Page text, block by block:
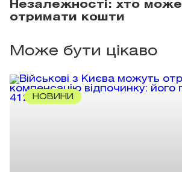
Незалежності: хто може
отримати кошти
Може бути цікаво
НОВИНИ